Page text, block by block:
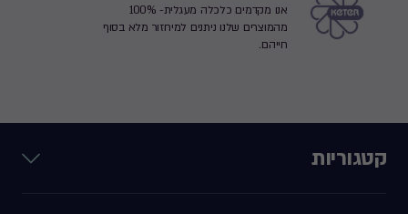
אנו מקדמים כלכלה מעגלית- 100%
מהמוצרים שלנו ניתנים למיחזור מלא בסוף
חייהם.
קטגוריות